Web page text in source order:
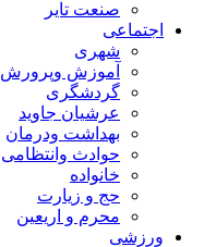
صنعت تایر
اجتماعی
شهری
آموزش وپرورش
گردشگری
عرشیان جاوید
بهداشت ودرمان
حوادث وانتظامی
خانواده
حج و زیارت
محرم و اریعین
ورزشی